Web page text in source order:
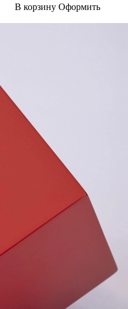
В корзину Оформить